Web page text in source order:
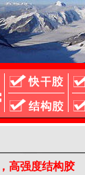
高强度结构胶